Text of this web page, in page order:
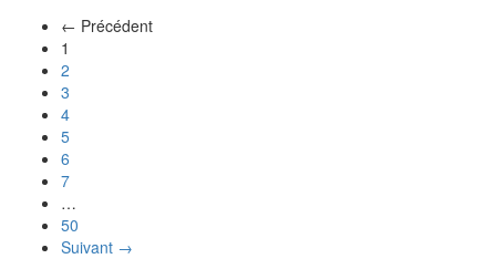
← Précédent
1
2
3
4
5
6
7
…
50
Suivant →